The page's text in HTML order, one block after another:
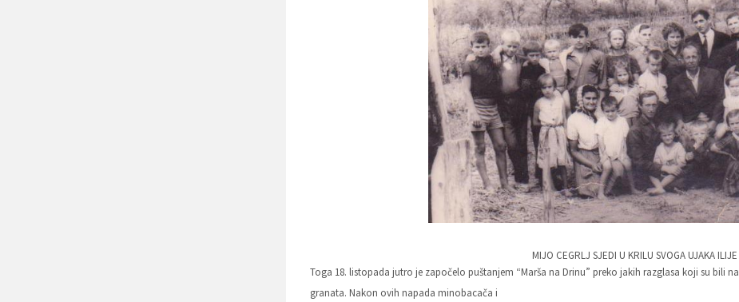
MIJO CEGRLJ SJEDI U KRILU SVOGA UJAKA
Toga 18. listopada jutro je započelo puštanjem “Marša na Drinu” prekojakih razglasa koji su bili
granata. Nakon ovih napada minobacača i